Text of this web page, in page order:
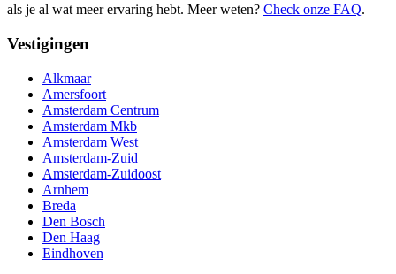
als je al wat meer ervaring hebt. Meer weten? Check onze FAQ.
Vestigingen
Alkmaar
Amersfoort
Amsterdam Centrum
Amsterdam Mkb
Amsterdam West
Amsterdam-Zuid
Amsterdam-Zuidoost
Arnhem
Breda
Den Bosch
Den Haag
Eindhoven